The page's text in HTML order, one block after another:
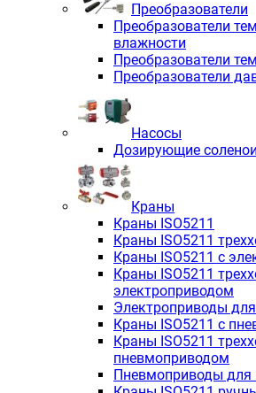
Преобразователи
Преобразователи
влажности
Преобразователи
Преобразователи
Насосы
Дозирующие
Краны
Краны ISO5211
Краны ISO5211
Краны ISO5211 с
Краны ISO5211
электроприводом
Электроприводы
Краны ISO5211 с
Краны ISO5211
пневмоприводом
Пневмоприводы для